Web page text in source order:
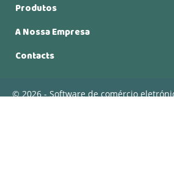
Produtos
A Nossa Empresa
Contacts
© 2026 - Software de comércio